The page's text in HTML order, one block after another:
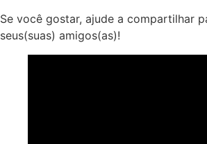
Se você gostar, ajude a compartilhar
seus(suas) amigos(as)!